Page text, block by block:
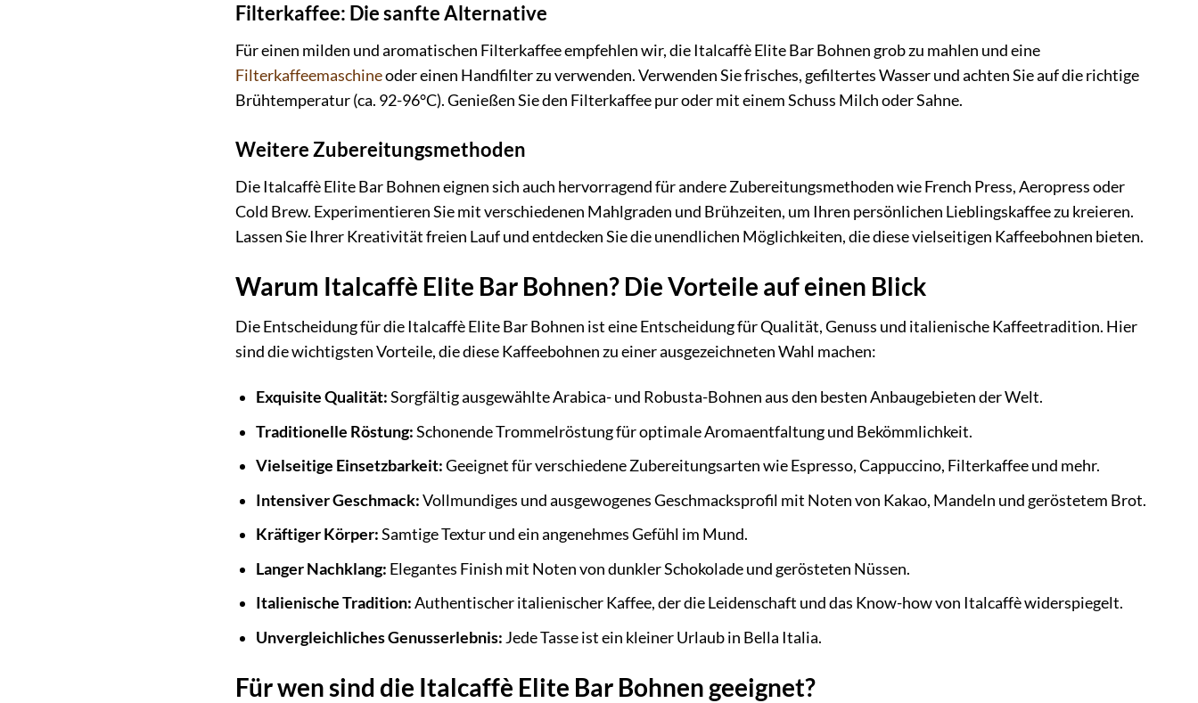
Filterkaffee: Die sanfte Alternative
Für einen milden und aromatischen Filterkaffee empfehlen wir, die Italcaffè Elite Bar Bohnen grob zu mahlen und eine
Filterkaffeemaschineoder einen Handfilter zu verwenden. Verwenden Sie frisches, gefiltertes Wasser und achten Sie auf die richtige
Brühtemperatur (ca. 92-96°C). Genießen Sie den Filterkaffee pur oder mit einem Schuss Milch oder Sahne.
Weitere Zubereitungsmethoden
Die Italcaffè Elite Bar Bohnen eignen sich auch hervorragend für andere Zubereitungsmethoden wie French Press, Aeropress oder
Cold Brew. Experimentieren Sie mit verschiedenen Mahlgraden und Brühzeiten, um Ihren persönlichen Lieblingskaffee zu kreieren.
Lassen Sie Ihrer Kreativität freien Lauf und entdecken Sie die unendlichen Möglichkeiten, die diese vielseitigen Kaffeebohnen bieten.
Warum Italcaffè Elite Bar Bohnen? Die Vorteile auf einen Blick
Die Entscheidung für die Italcaffè Elite Bar Bohnen ist eine Entscheidung für Qualität, Genuss und italienische Kaffeetradition. Hier
sind die wichtigsten Vorteile, die diese Kaffeebohnen zu einer ausgezeichneten Wahl machen:
Exquisite Qualität:Sorgfältig ausgewählte Arabica- und Robusta-Bohnen aus den besten Anbaugebieten der Welt.
Traditionelle Röstung:Schonende Trommelröstung für optimale Aromaentfaltung und Bekömmlichkeit.
Vielseitige Einsetzbarkeit:Geeignet für verschiedene Zubereitungsarten wie Espresso, Cappuccino, Filterkaffee und mehr.
Intensiver Geschmack:Vollmundiges und ausgewogenes Geschmacksprofil mit Noten von Kakao, Mandeln und geröstetem Brot.
Kräftiger Körper:Samtige Textur und ein angenehmes Gefühl im Mund.
Langer Nachklang: Elegantes Finish mit Noten von dunkler Schokolade und gerösteten Nüssen.
Italienische Tradition:Authentischer italienischer Kaffee, der die Leidenschaft und das Know-how von Italcaffè widerspiegelt.
Unvergleichliches Genusserlebnis: Jede Tasse ist ein kleiner Urlaub in Bella Italia.
Für wen sind die Italcaffè Elite Bar Bohnen geeignet?